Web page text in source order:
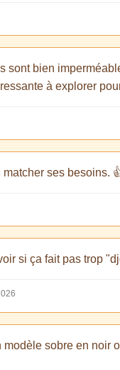
sont bien
à explorer
ses
si ça fait pas trop
sobre en noir